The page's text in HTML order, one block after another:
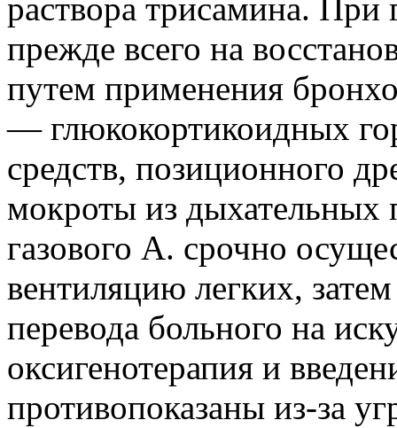
раствора трисамина. При
прежде всего на
путем применения
— глюкокортикоидных
средств, позиционного
мокроты из дыхательных
газового А. срочно
вентиляцию легких,
перевода больного на
оксигенотерапия и
противопоказаны из-за